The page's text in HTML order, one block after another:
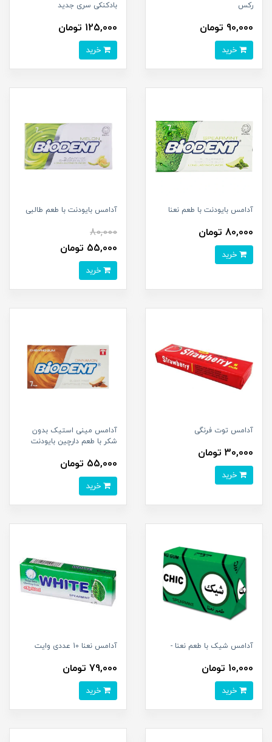
رکس
90,000 تومان
بادکنکی سری جدید
125,000 تومان
آدامس بایودنت با طعم نعنا
80,000 تومان
آدامس بایودنت با طعم طالبی
80,000
55,000 تومان
آدامس توت فرنگی
30,000 تومان
آدامس مینی استیک بدون
شکر با طعم دارچین بایودنت
55,000 تومان
آدامس شیک با طعم نعنا -
10,000 تومان
آدامس نعنا 10 عددی وایت
79,000 تومان